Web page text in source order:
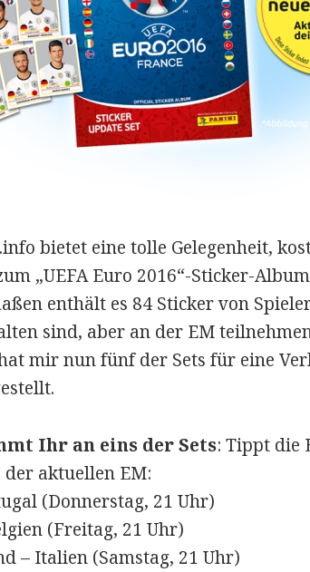
bietet eine tolle Gelegenheit,
„UEFA Euro 2016“-Sticker-
enthält es 84 Sticker von
sind, aber an der EM
mir nun fünf der Sets für eine
Ihr an eins der Sets: Tippt die
aktuellen EM:
(Donnerstag, 21 Uhr)
(Freitag, 21 Uhr)
– Italien (Samstag, 21 Uhr)